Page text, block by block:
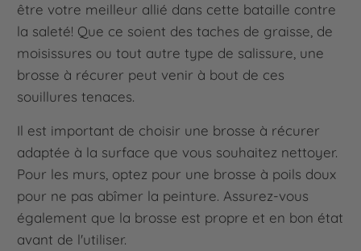
être votre meilleur allié dans cette bataille contre
la saleté! Que ce soient des taches de graisse, de
moisissures ou tout autre type de salissure, une
brosse à récurer peut venir à bout de ces
souillures tenaces.
Il est important de choisir une brosse à récurer
adaptée à la surface que vous souhaitez nettoyer.
Pour les murs, optez pour une brosse à poils doux
pour ne pas abîmer la peinture. Assurez-vous
également que la brosse est propre et en bon état
avant de l'utiliser.